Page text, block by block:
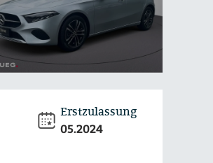
Erstzulassung
05.2024